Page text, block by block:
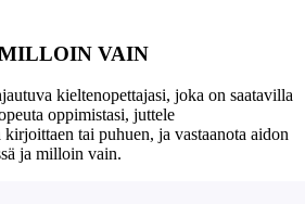
VAIN
kieltenopettajasi, joka on saatavilla
oppimistasi, juttele
tai puhuen, ja vastaanota aidon
ja milloin vain.